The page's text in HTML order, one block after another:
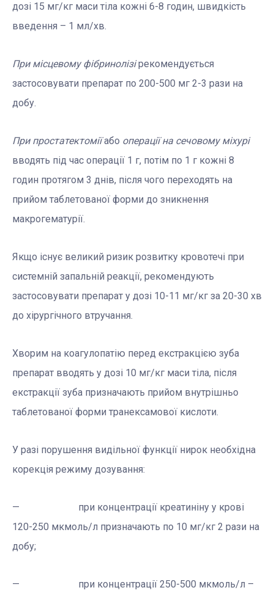
дозі 15 мг/кг маси тіла кожні 6-8 годин, швидкість
введення – 1 мл/хв.
При місцевому фібринолізірекомендується
застосовувати препарат по 200-500 мг 2-3 рази на
добу.
При простатектоміїабо операції на сечовому міхурі
вводять під час операції 1 г, потім по 1 г кожні 8
годин протягом 3 днів, після чого переходять на
прийом таблетованої форми до зникнення
макрогематурії.
Якщо існує великий ризик розвитку кровотечі при
системній запальній реакції, рекомендують
застосовувати препарат у дозі 10-11 мг/кг за 20-30 хв
до хірургічного втручання.
Хворим на коагулопатію перед екстракцією зуба
препарат вводять у дозі 10 мг/кг маси тіла, після
екстракції зуба призначають прийом внутрішньо
таблетованої форми транексамової кислоти.
У разі порушення видільної функції нирок необхідна
корекція режиму дозування:
— при концентрації креатиніну у крові
120-250 мкмоль/л призначають по 10 мг/кг 2 рази на
добу;
— при концентрації 250-500 мкмоль/л –